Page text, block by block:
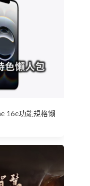
16e功能規格懶